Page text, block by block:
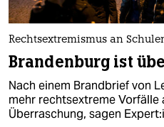
Rechtsextremismus an
Brandenburg ist
Nach einem Brandbrief von
mehr rechtsextreme Vorfälle
Überraschung, sagen